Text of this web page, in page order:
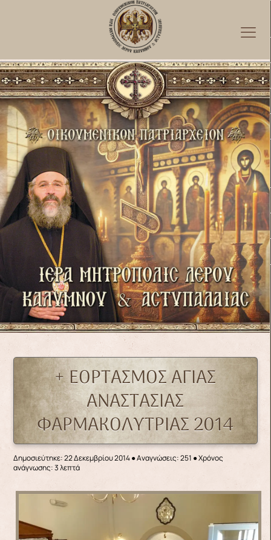
+ ΕΟΡΤΑΣΜΟΣ ΑΓΙΑΣ
ΑΝΑΣΤΑΣΙΑΣ
ΦΑΡΜΑΚΟΛΥΤΡΙΑΣ 2014
Δημοσιεύτηκε: 22 Δεκεμβρίου 2014●Αναγνώσεις: 251 ● Χρόνος
ανάγνωσης: 3 λεπτά